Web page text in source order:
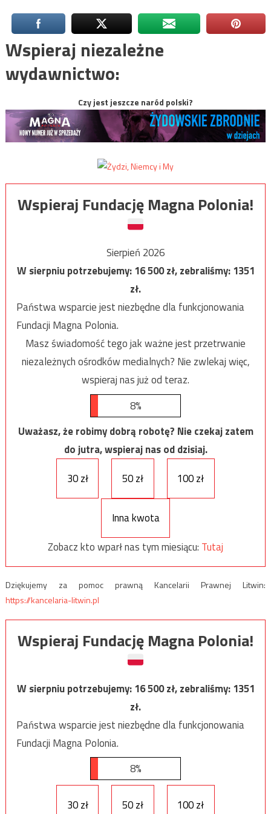
Wspieraj niezależne
wydawnictwo:
Czy jest jeszcze naród polski?
Wspieraj Fundację Magna Polonia!
Sierpień 2026
W sierpniu potrzebujemy:16 500zł, zebraliśmy:1351
zł.
Państwa wsparcie jest niezbędne dla funkcjonowania
Fundacji Magna Polonia.
Masz świadomość tego jak ważne jest przetrwanie
niezależnych ośrodków medialnych? Nie zwlekaj więc,
wspieraj nas już od teraz.
8%
Uważasz, że robimy dobrą robotę? Nie czekaj zatem
do jutra, wspieraj nas od dzisiaj.
30 zł
50 zł 100 zł
Inna kwota
Zobacz kto wparł nas tym miesiącu: Tutaj
Dziękujemy za pomoc prawną Kancelarii Prawnej Litwin:
https://kancelaria-litwin.pl
Wspieraj Fundację Magna Polonia!
W sierpniu potrzebujemy:16 500zł, zebraliśmy:1351
zł.
Państwa wsparcie jest niezbędne dla funkcjonowania
Fundacji Magna Polonia.
8%
30 zł 50 zł 100 zł